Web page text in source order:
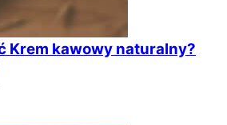
Krem kawowy naturalny?